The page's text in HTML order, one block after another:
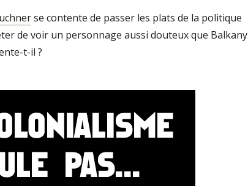
se contente de passer les plats de la politique
de voir un personnage aussi douteux que Balkany
t-il ?